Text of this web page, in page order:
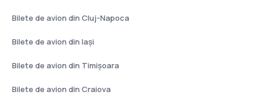
Bilete de avion din Cluj-Napoca
Bilete de avion din Iași
Bilete de avion din Timișoara
Bilete de avion din Craiova